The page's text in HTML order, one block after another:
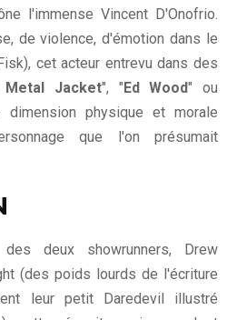
l'immense Vincent D'Onofrio.
de violence, d'émotion dans le
cet acteur entrevu dans des
Metal Jacket", " Ed Wood" ou
dimension physique et morale
que l'on présumait
deux showrunners, Drew
(des poids lourds de l'écriture
leur petit Daredevil illustré